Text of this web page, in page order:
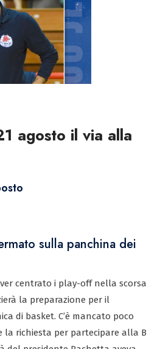
agosto il via alla
sulla panchina dei
centrato i play-off nella scorsa
la preparazione per il
di basket. C’è mancato poco
la richiesta per partecipare alla B